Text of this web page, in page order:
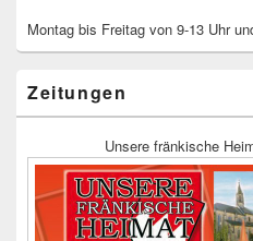
Montag bis Freitag von 9-13 Uhr
Zeitungen
Unsere fränkische